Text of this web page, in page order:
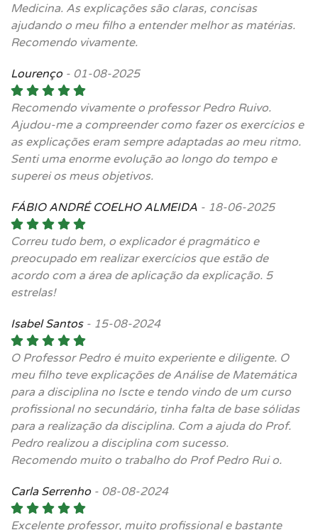
Medicina. As explicações são claras, concisas
ajudando o meu filho a entender melhor as matérias.
Recomendo vivamente.
Lourenço - 01-08-2025
Recomendo vivamente o professor Pedro Ruivo.
Ajudou-me a compreender como fazer os exercícios e
as explicações eram sempre adaptadas ao meu ritmo.
Senti uma enorme evolução ao longo do tempo e
superei os meus objetivos.
FÁBIO ANDRÉ COELHO ALMEIDA - 18-06-2025
Correu tudo bem, o explicador é pragmático e
preocupado em realizar exercícios que estão de
acordo com a área de aplicação da explicação. 5
estrelas!
Isabel Santos- 15-08-2024
O Professor Pedro é muito experiente e diligente. O
meu filho teve explicações de Análise de Matemática
para a disciplina no Iscte e tendo vindo de um curso
profissional no secundário, tinha falta de base sólidas
para a realização da disciplina. Com a ajuda do Prof.
Pedro realizou a disciplina com sucesso.
Recomendo muito o trabalho do Prof Pedro Rui o.
Carla Serrenho - 08-08-2024
Excelente professor, muito profissional e bastante